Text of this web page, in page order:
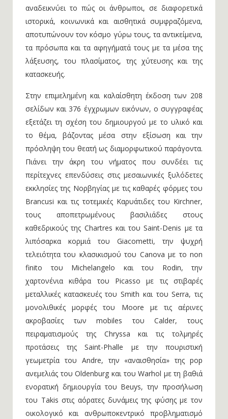
αναδεικνύει το πώς οι άνθρωποι, σε διαφορετικά
ιστορικά, κοινωνικά και αισθητικά συμφραζόμενα,
αποτυπώνουν τον κόσμο γύρω τους, τα αντικείμενα,
τα πρόσωπα και τα αφηγήματά τους με τα μέσα της
λάξευσης, του πλασίματος, της χύτευσης και της
κατασκευής.
Στην επιμελημένη και καλαίσθητη έκδοση των 208
σελίδων και 376 έγχρωμων εικόνων, ο συγγραφέας
εξετάζει τη σχέση του δημιουργού με το υλικό και
το θέμα, βάζοντας μέσα στην εξίσωση και την
πρόσληψη του θεατή ως διαμορφωτικού παράγοντα.
Πιάνει την άκρη του νήματος που συνδέει τις
περίτεχνες επενδύσεις στις μεσαιωνικές ξυλόδετες
εκκλησίες της Νορβηγίας με τις καθαρές φόρμες του
Brancusi και τις τοτεμικές Καρυάτιδες του Kirchner,
τους αποπετρωμένους βασιλιάδες στους
καθεδρικούς της Chartres και του Saint-Denis με τα
λιπόσαρκα κορμιά του Giacometti, την ψυχρή
τελειότητα του κλασικισμού του Canova με το non
finito του Michelangelo και του Rodin, την
χαρτονένια κιθάρα του Picasso με τις στιβαρές
μεταλλικές κατασκευές του Smith και του Serra, τις
μονολιθικές μορφές του Moore με τις αέρινες
ακροβασίες των mobiles του Calder, τους
πειραματισμούς της Chryssa και τις τολμηρές
προτάσεις της Saint-Phalle με την πουριστική
γεωμετρία του Andre, την «αναισθησία» της pop
ανεμελιάς του Oldenburg και του Warhol με τη βαθιά
ενορατική δημιουργία του Beuys, την προσήλωση
του Takis στις αόρατες δυνάμεις της φύσης με τον
οικολογικό και ανθρωποκεντρικό προβληματισμό